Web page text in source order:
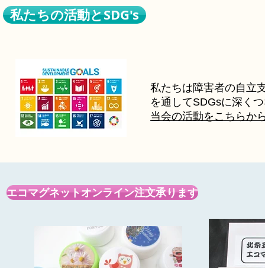
私たちの活動とSDG's
私たちは障害者の自立
を通してSDGsに深く
当会の活動をこちらか
エコマグネットオンライン注文承ります